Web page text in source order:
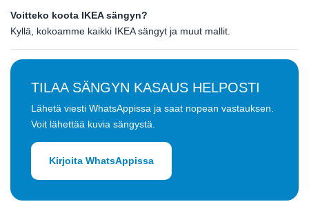
Voitteko koota IKEA sängyn?
Kyllä, kokoamme kaikki IKEA sängyt ja muut mallit.
TILAA SÄNGYN KASAUS HELPOSTI
Lähetä viesti WhatsAppissa ja saat nopean vastauksen.
Voit lähettää kuvia sängystä.
Kirjoita WhatsAppissa